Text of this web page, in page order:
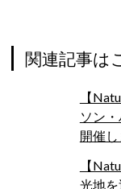
関連記事は
【
ソン
開催し
【
光地